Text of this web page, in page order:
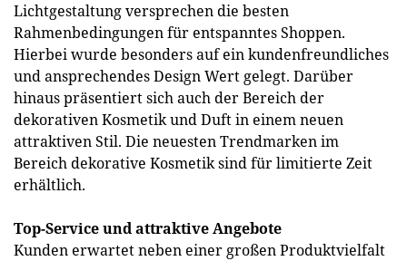
Lichtgestaltung versprechen die besten
Rahmenbedingungen für entspanntes Shoppen.
Hierbei wurde besonders auf ein kundenfreundliches
und ansprechendes Design Wert gelegt. Darüber
hinaus präsentiert sich auch der Bereich der
dekorativen Kosmetik und Duft in einem neuen
attraktiven Stil. Die neuesten Trendmarken im
Bereich dekorative Kosmetik sind für limitierte Zeit
erhältlich.
Top-Service und attraktive Angebote
Kunden erwartet neben einer großen Produktvielfalt